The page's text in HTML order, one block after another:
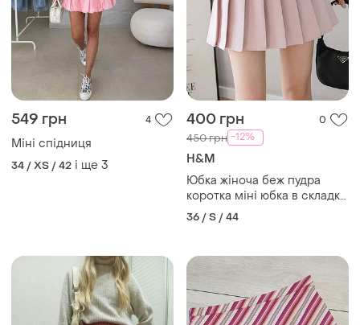
549 грн 4
Міні спідниця
34 / XS / 42 і ще 3
400 грн 0
450 грн -12%
H&M
Юбка жіноча беж пудра
коротка міні юбка в складку
тренд
36 / S / 44